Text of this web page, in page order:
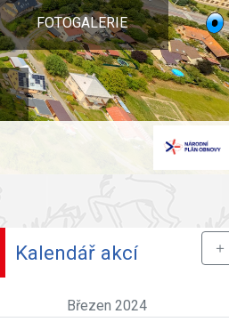
FOTOGALERIE
Kalendář akcí ＋
Březen 2024